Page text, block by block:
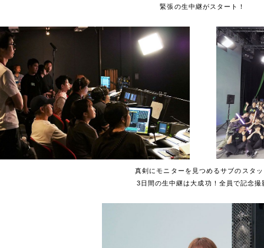
緊張の生中継がスタート！
真剣にモニターを見つめるサブのスタ
3日間の生中継は大成功！全員で記念撮